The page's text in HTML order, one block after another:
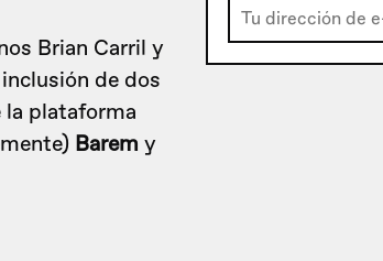
Brian Carril y
de dos
la plataforma
Barem y